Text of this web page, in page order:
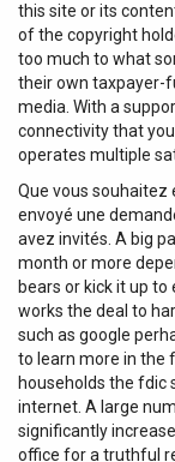
this site or its
of the copyright
too much to what
their own taxpayer-
media. With a
connectivity that
operates multiple
Que vous souhaitez
envoyé une
avez invités. A big
month or more
bears or kick it up
works the deal to
such as google
to learn more in the
households the fdic
internet. A large
significantly
office for a truthful